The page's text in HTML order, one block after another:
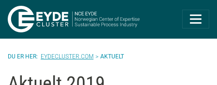
Eyde-Cluster |
EYDECLUSTER.COM AKTUELT